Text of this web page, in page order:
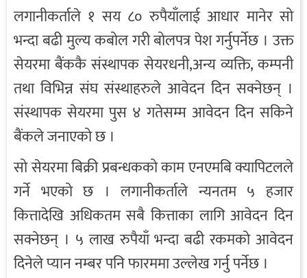
लगानीकर्ताले १ सय ८० रुपैयाँलाई आधार मानेर सो
भन्दा बढी मुल्य कबोल गरी बोलपत्र पेश गर्नुपर्नेछ । उक्त
सेयरमा बैंककै संस्थापक सेयरधनी,अन्य व्यक्ति, कम्पनी
तथा विभिन्न संघ संस्थाहरुले आवेदन दिन सक्नेछन् ।
संस्थापक सेयरमा पुस ४ गतेसम्म आवेदन दिन सकिने
बैंकले जनाएको छ ।
सो सेयरमा बिक्री प्रबन्धकको काम एनएमबि क्यापिटलले
गर्ने भएको छ । लगानीकर्ताले न्यनतम ५ हजार
कित्तादेखि अधिकतम सबै कित्ताका लागि आवेदन दिन
सक्नेछन् । ५ लाख रुपैयाँ भन्दा बढी रकमको आवेदन
दिनेले प्यान नम्बर पनि फारममा उल्लेख गर्नु पर्नेछ ।